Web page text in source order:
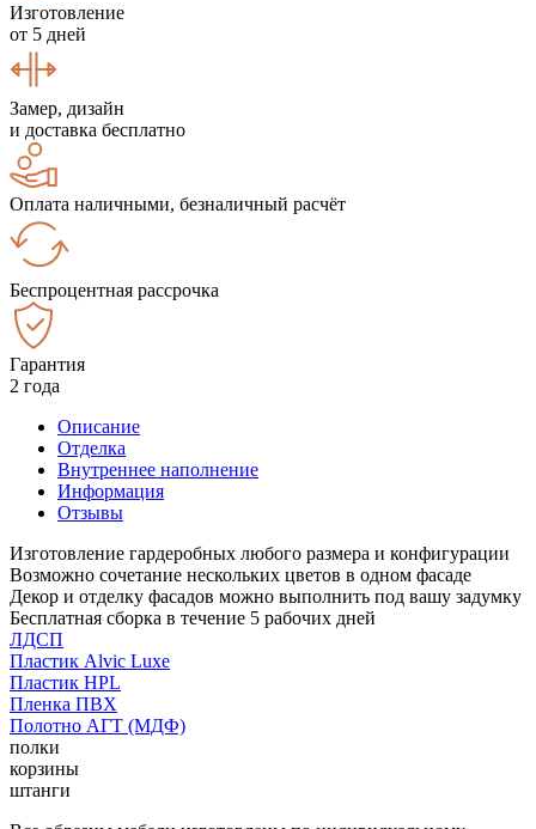
Изготовление
от 5 дней
Замер, дизайн
и доставка бесплатно
Оплата наличными, безналичный расчёт
Беспроцентная рассрочка
Гарантия
2 года
Описание
Отделка
Внутреннее наполнение
Информация
Отзывы
Изготовление гардеробных любого размера и конфигурации
Возможно сочетание нескольких цветов в одном фасаде
Декор и отделку фасадов можно выполнить под вашу задумку
Бесплатная сборка в течение 5 рабочих дней
ЛДСП
Пластик Alvic Luxe
Пластик HPL
Пленка ПВХ
Полотно АГТ (МДФ)
полки
корзины
штанги